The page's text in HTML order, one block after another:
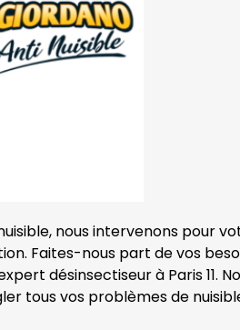
nous intervenons pour
Faites-nous part de vos
désinsectiseur à Paris 11.
tous vos problèmes de